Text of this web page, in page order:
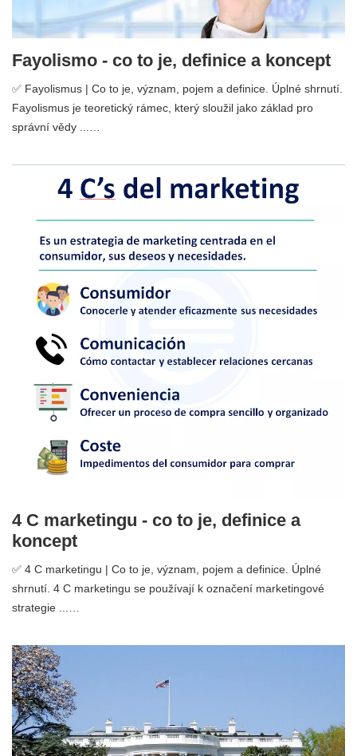
Fayolismo - co to je, definice a koncept
✅ Fayolismus | Co to je, význam, pojem a definice. Úplné shrnutí.
Fayolismus je teoretický rámec, který sloužil jako základ pro
správní vědy ...…
4 C marketingu - co to je, definice a
koncept
✅ 4 C marketingu | Co to je, význam, pojem a definice. Úplné
shrnutí. 4 C marketingu se používají k označení marketingové
strategie ...…